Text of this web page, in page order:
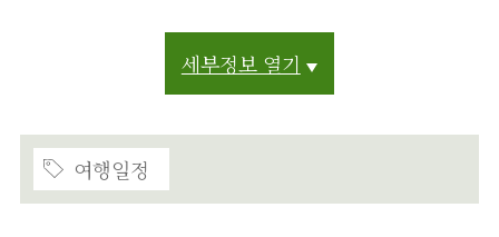
세부정보 열기
여행일정